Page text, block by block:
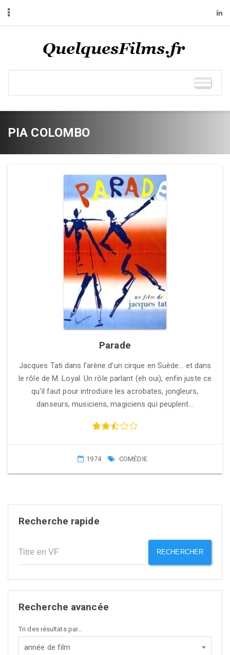
PIA COLOMBO
Parade
Jacques Tati dans l’arène d’un cirque en Suède… et dans
le rôle de M. Loyal. Un rôle parlant (eh oui), enfin juste ce
qu’il faut pour introduire les acrobates, jongleurs,
danseurs, musiciens, magiciens qui peuplent…
1974 COMÉDIE
Recherche rapide
RECHERCHER
Recherche avancée
Tri des résultats par...
année de film